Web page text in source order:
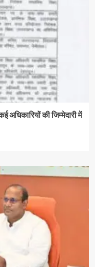
अधिकारियों की जिम्मेदारी में